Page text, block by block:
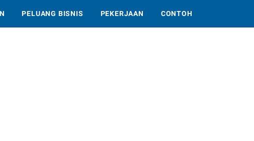
PELUANG BISNIS PEKERJAAN CONTOH